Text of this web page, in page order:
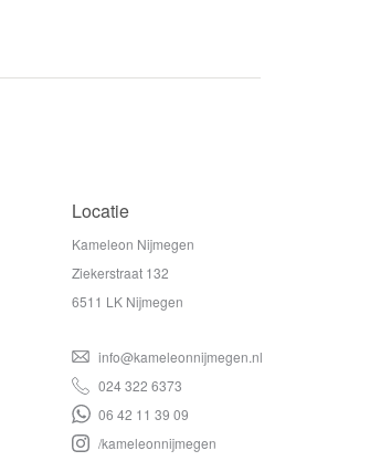
Locatie
Kameleon Nijmegen
Ziekerstraat 132
6511 LK Nijmegen
info@kameleonnijmegen.nl
024 322 6373
06 42 11 39 09
/kameleonnijmegen